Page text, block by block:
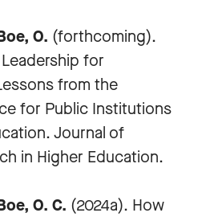
O. (forthcoming).
for
from the
for Public Institutions
Journal of
in Higher Education.
O. C. (2024a). How